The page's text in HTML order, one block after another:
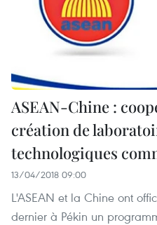
ASEAN-Chine :
création de
technologiques
13/04/2018 09:00
L'ASEAN et la Chine ont
dernier à Pékin un